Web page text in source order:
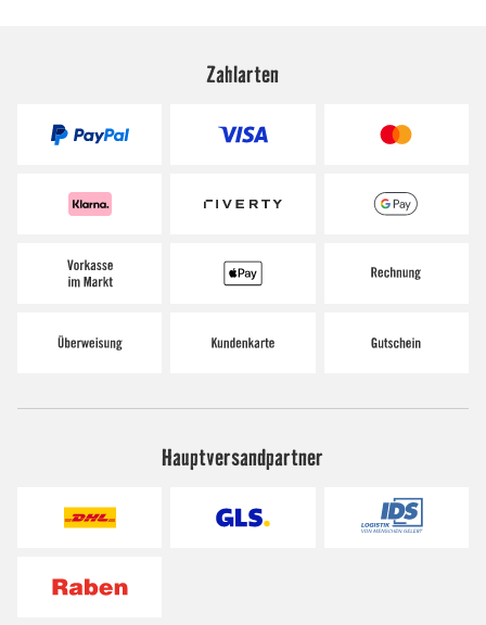
Zahlarten
Hauptversandpartner